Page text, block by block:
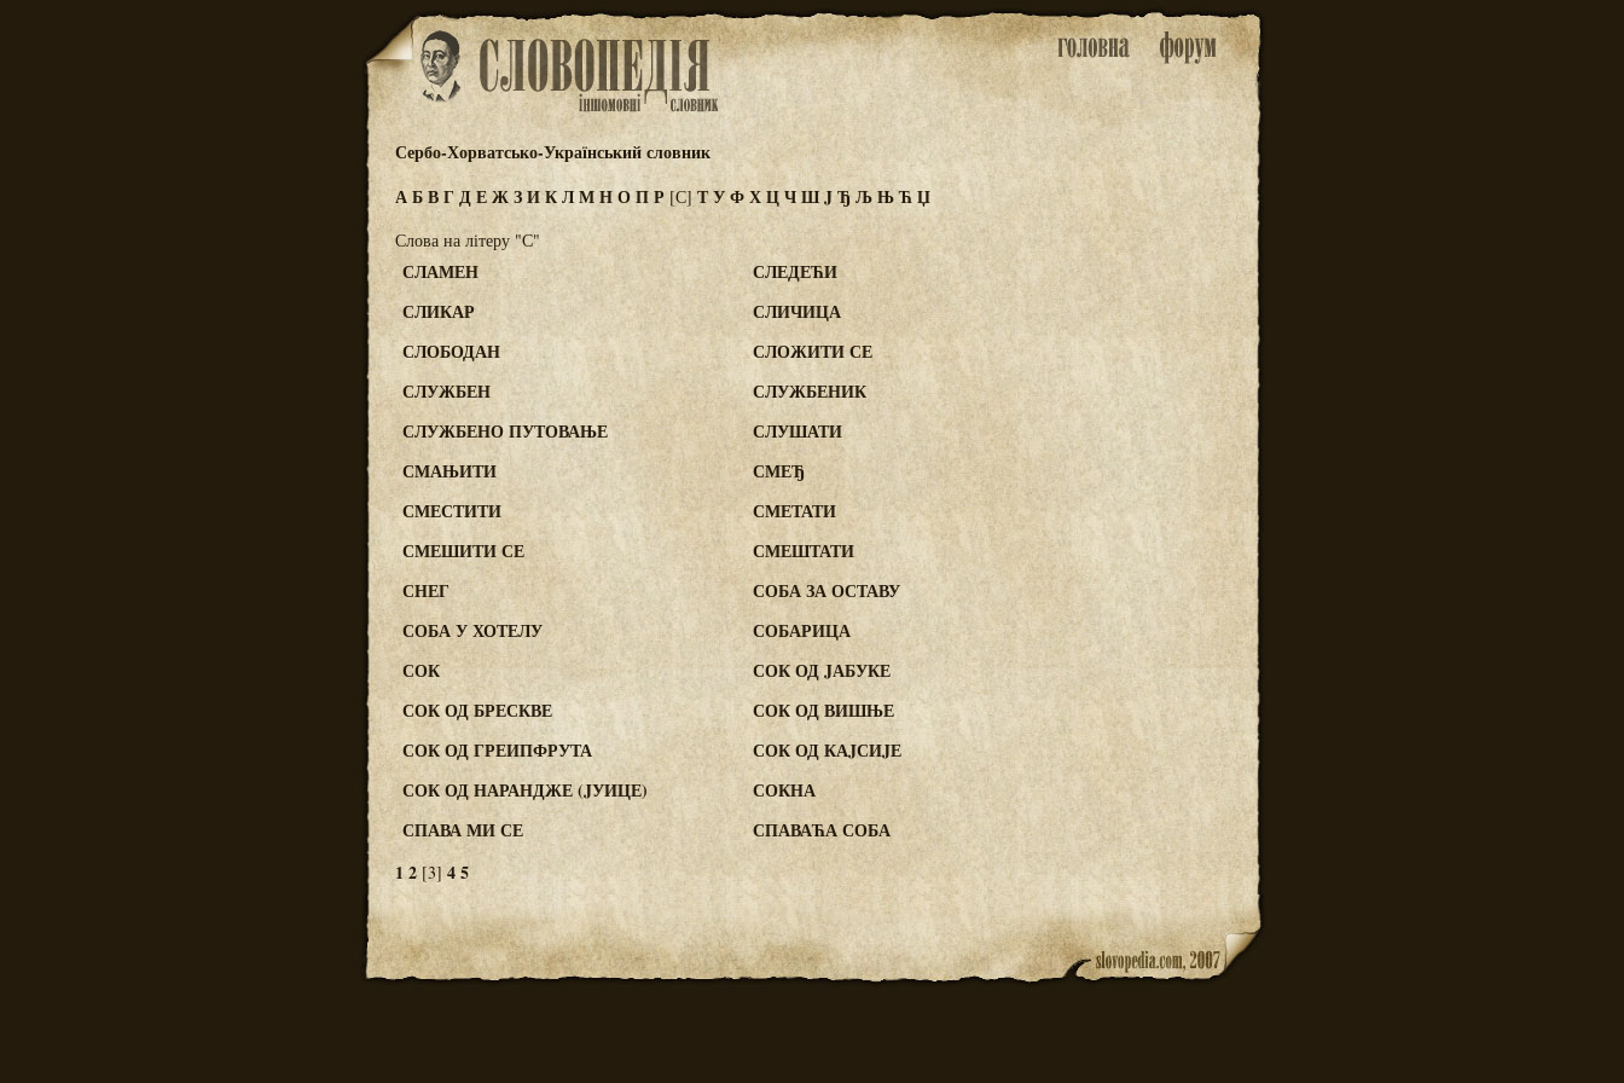
Сербо-Хорватсько-Український словник
АБВГДЕЖЗИКЛМНОПР [С]ТУФХЦЧШJЂЉЊЋЏ
Слова на літеру "С"
СЛАМЕН
СЛЕДЕЋИ
СЛИКАР
СЛИЧИЦА
СЛОБОДАН
СЛОЖИТИ СЕ
СЛУЖБЕН
СЛУЖБЕНИК
СЛУЖБЕНО ПУТОВАЊЕ
СЛУШАТИ
СМАЊИТИ
СМЕЂ
СМЕСТИТИ
СМЕТАТИ
СМЕШИТИ СЕ
СМЕШТАТИ
СНЕГ
СОБА ЗА ОСТАВУ
СОБА У ХОТЕЛУ
СОБАРИЦА
СОК
СОК ОД JАБУКЕ
СОК ОД БРЕСКВЕ
СОК ОД ВИШЊЕ
СОК ОД ГРЕИПФРУТА
СОК ОД КАJСИJЕ
СОК ОД НАРАНДЖЕ (JУИЦЕ)
СОКНА
СПАВА МИ СЕ
СПАВАЋА СОБА
1 2 [3] 45